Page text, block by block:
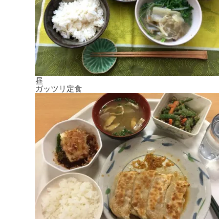
昼
ガッツリ定食